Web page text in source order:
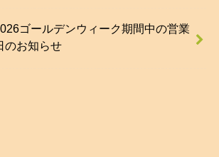
ゴールデンウィーク期間中の営業
のお知らせ